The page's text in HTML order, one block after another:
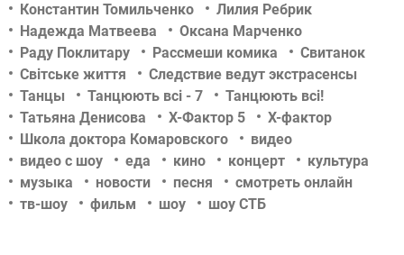
Константин Томильченко
Лилия Ребрик
Надежда Матвеева
Оксана Марченко
Раду Поклитару
Рассмеши комика
Свитанок
Світське життя
Следствие ведут экстрасенсы
Танцы
Танцюють всі - 7
Танцюють всі!
Татьяна Денисова
Х-Фактор 5
Х-фактор
Школа доктора Комаровского
видео
видео с шоу
еда кино концерт
культура
музыка
новости песня
смотреть онлайн
тв-шоу
фильм шоу шоу СТБ